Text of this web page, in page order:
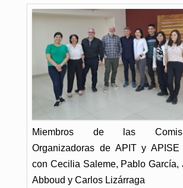
Miembros de las
Organizadoras de APIT y APISE
con Cecilia Saleme, Pablo García,
Abboud y Carlos Lizárraga